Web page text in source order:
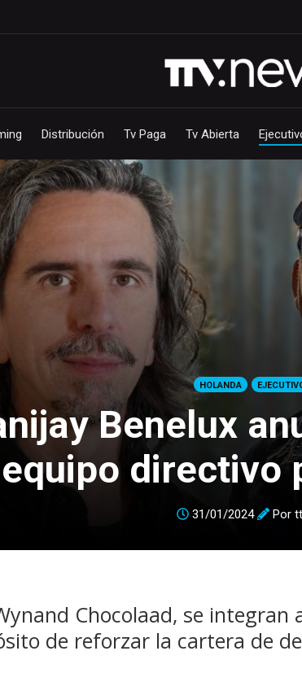
Distribución Tv Paga Tv Abierta
HOLANDA
Benelux
equipo directivo
31/01/2024 Por
Chocolaad, se integran
de reforzar la cartera de